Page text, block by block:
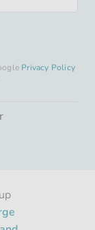
Privacy Policy